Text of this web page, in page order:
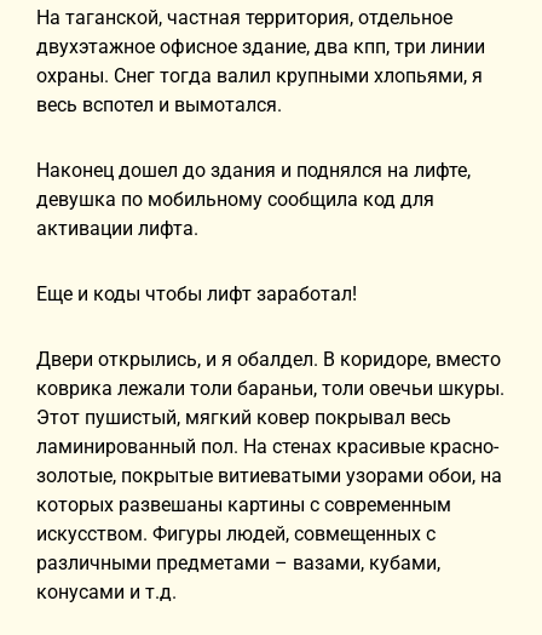
На таганской, частная территория, отдельное
двухэтажное офисное здание, два кпп, три линии
охраны. Снег тогда валил крупными хлопьями, я
весь вспотел и вымотался.
Наконец дошел до здания и поднялся на лифте,
девушка по мобильному сообщила код для
активации лифта.
Еще и коды чтобы лифт заработал!
Двери открылись, и я обалдел. В коридоре, вместо
коврика лежали толи бараньи, толи овечьи шкуры.
Этот пушистый, мягкий ковер покрывал весь
ламинированный пол. На стенах красивые красно-
золотые, покрытые витиеватыми узорами обои, на
которых развешаны картины с современным
искусством. Фигуры людей, совмещенных с
различными предметами – вазами, кубами,
конусами и т.д.